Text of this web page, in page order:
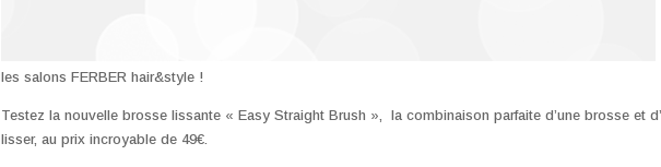
les salons FERBER hair&style !
Testez la nouvelle brosse lissante « Easy Straight Brush », la combinaison parfaite d’une brosse et
lisser, au prix incroyable de 49€.